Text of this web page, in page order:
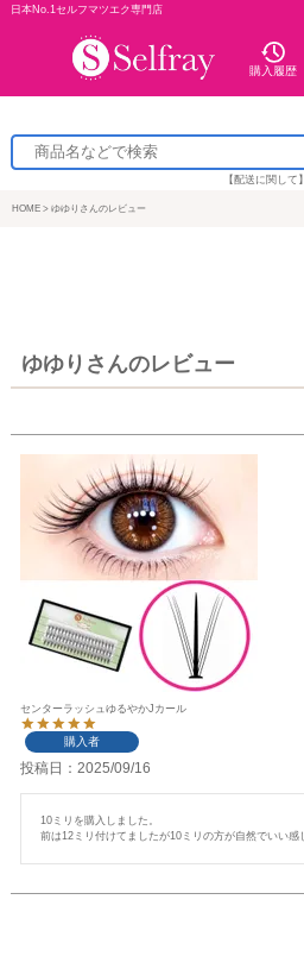
日本No.1セルフマツエク専門店
購入履歴
【配送に関して】
HOME ゆゆりさんのレビュー
ゆゆりさんのレビュー
センターラッシュゆるやかJカール
購入者
投稿日 2025/09/16
10ミリを購入しました。